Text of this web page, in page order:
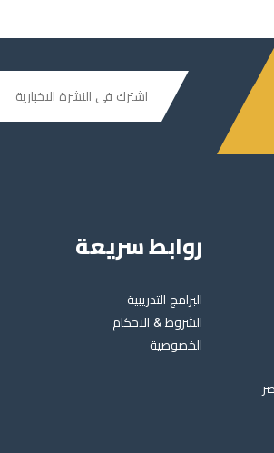
روابط سريعة
البرامج التدريبية
الشروط & الاحكام
الخصوصية